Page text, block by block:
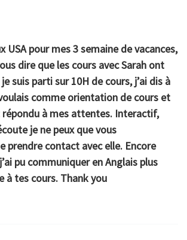
USA pour mes 3 semaine de vacances,
dire que les cours avec Sarah ont
suis parti sur 10H de cours, j’ai dis à
comme orientation de cours et
à mes attentes. Interactif,
je ne peux que vous
prendre contact avec elle. Encore
pu communiquer en Anglais plus
à tes cours. Thank you